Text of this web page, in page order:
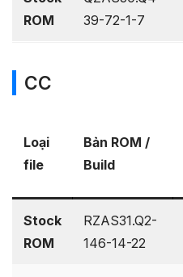
ROM
39-72-1-7
CC
Loại
file
Bản ROM /
Build
Stock
ROM
RZAS31.Q2-
146-14-22